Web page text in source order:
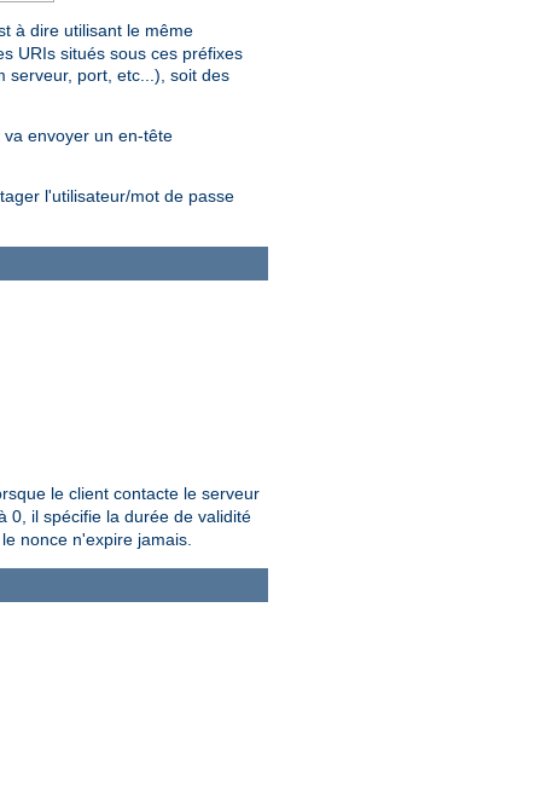
à dire utilisant le même
URIs situés sous ces préfixes
serveur, port, etc...), soit des
envoyer un en-tête
l'utilisateur/mot de passe
le client contacte le serveur
0, il spécifie la durée de validité
nonce n'expire jamais.